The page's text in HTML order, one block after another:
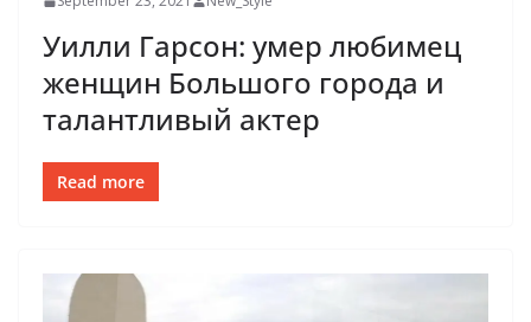
Уилли Гарсон: умер любимец
женщин Большого города и
талантливый актер
Read more